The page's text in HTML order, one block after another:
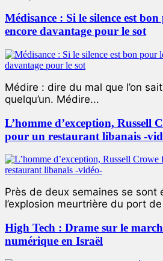
Médisance : Si le silence est bon
encore davantage pour le sot
Médire : dire du mal que l’on
quelqu’un. Médire...
L’homme d’exception, Russell
pour un restaurant libanais -
Près de deux semaines se sont
l’explosion meurtrière du port
High Tech : Drame sur le
numérique en Israël